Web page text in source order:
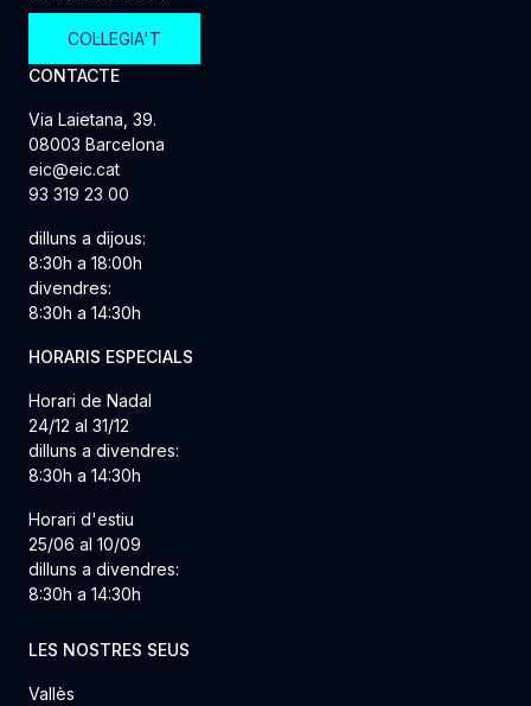
COL·LEGIA'T
CONTACTE
Via Laietana, 39.
08003 Barcelona
eic@eic.cat
93 319 23 00
dilluns a dijous:
8:30h a 18:00h
divendres:
8:30h a 14:30h
HORARIS ESPECIALS
Horari de Nadal
24/12 al 31/12
dilluns a divendres:
8:30h a 14:30h
Horari d'estiu
25/06 al 10/09
dilluns a divendres:
8:30h a 14:30h
LES NOSTRES SEUS
Vallès